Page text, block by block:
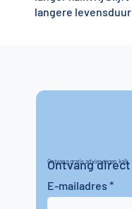
langere
Ontvang gratis advies tegen kalk
Ontvang
E-mailadres